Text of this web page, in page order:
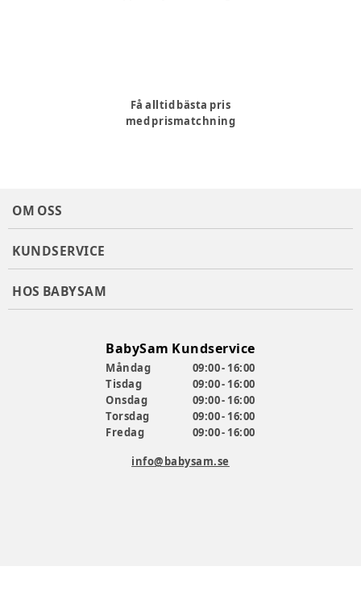
Få alltid bästa pris
med prismatchning
OM OSS
KUNDSERVICE
HOS BABYSAM
BabySam Kundservice
Måndag
09:00 - 16:00
Tisdag
09:00 - 16:00
Onsdag
09:00 - 16:00
Torsdag
09:00 - 16:00
Fredag
09:00 - 16:00
info@babysam.se